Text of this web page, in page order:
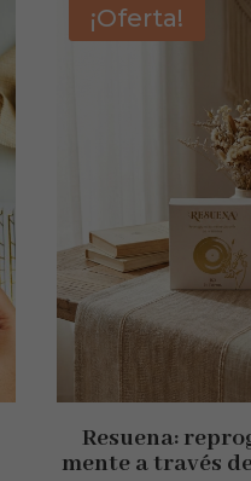
¡Oferta!
Resuena:
mente a través